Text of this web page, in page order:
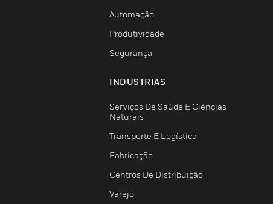
Automação
Produtividade
Segurança
INDUSTRIAS
Serviços De Saúde E Ciências
Naturais
Transporte E Logística
Fabricação
Centros De Distribuição
Varejo